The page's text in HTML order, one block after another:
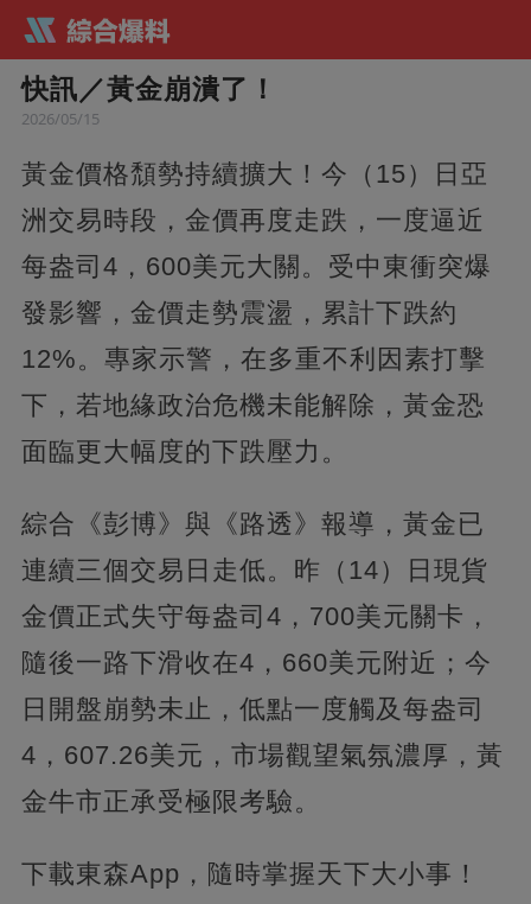
快訊／黃金崩潰了！
2026/05/15
黃金價格頹勢持續擴大！今（15）日亞
洲交易時段，金價再度走跌，一度逼近
每盎司4，600美元大關。受中東衝突爆
發影響，金價走勢震盪，累計下跌約
12%。專家示警，在多重不利因素打擊
下，若地緣政治危機未能解除，黃金恐
面臨更大幅度的下跌壓力。
綜合《彭博》與《路透》報導，黃金已
連續三個交易日走低。昨（14）日現貨
金價正式失守每盎司4，700美元關卡，
隨後一路下滑收在4，660美元附近；今
日開盤崩勢未止，低點一度觸及每盎司
4，607.26美元，市場觀望氣氛濃厚，黃
金牛市正承受極限考驗。
下載東森App，隨時掌握天下大小事！